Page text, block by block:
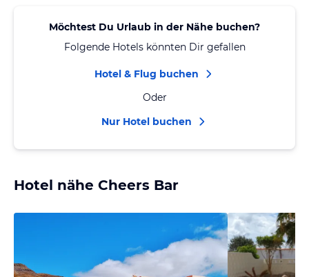
Möchtest Du Urlaub in der Nähe buchen?
Folgende Hotels könnten Dir gefallen
Hotel & Flug buchen
Oder
Nur Hotel buchen
Hotel nähe Cheers Bar